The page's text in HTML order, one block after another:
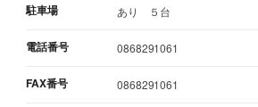
駐車場 あり ５台
電話番号 0868291061
FAX番号 0868291061